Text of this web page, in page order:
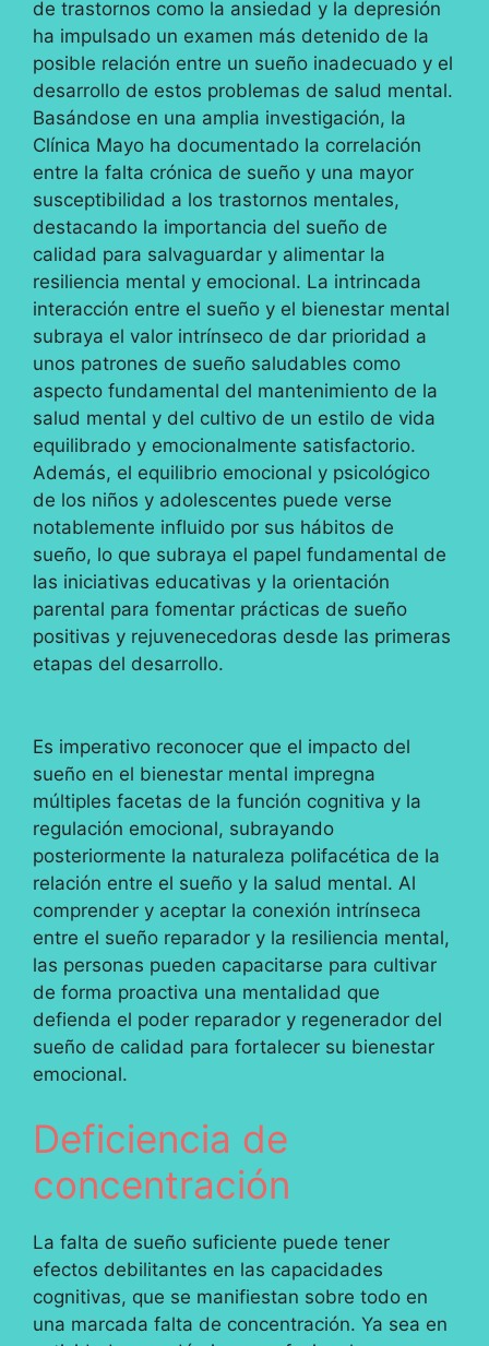
de trastornos como la ansiedad y la depresión
ha impulsado un examen más detenido de la
posible relación entre un sueño inadecuado y el
desarrollo de estos problemas de salud mental.
Basándose en una amplia investigación, la
Clínica Mayo ha documentado la correlación
entre la falta crónica de sueño y una mayor
susceptibilidad a los trastornos mentales,
destacando la importancia del sueño de
calidad para salvaguardar y alimentar la
resiliencia mental y emocional. La intrincada
interacción entre el sueño y el bienestar mental
subraya el valor intrínseco de dar prioridad a
unos patrones de sueño saludables como
aspecto fundamental del mantenimiento de la
salud mental y del cultivo de un estilo de vida
equilibrado y emocionalmente satisfactorio.
Además, el equilibrio emocional y psicológico
de los niños y adolescentes puede verse
notablemente influido por sus hábitos de
sueño, lo que subraya el papel fundamental de
las iniciativas educativas y la orientación
parental para fomentar prácticas de sueño
positivas y rejuvenecedoras desde las primeras
etapas del desarrollo.
Es imperativo reconocer que el impacto del
sueño en el bienestar mental impregna
múltiples facetas de la función cognitiva y la
regulación emocional, subrayando
posteriormente la naturaleza polifacética de la
relación entre el sueño y la salud mental. Al
comprender y aceptar la conexión intrínseca
entre el sueño reparador y la resiliencia mental,
las personas pueden capacitarse para cultivar
de forma proactiva una mentalidad que
defienda el poder reparador y regenerador del
sueño de calidad para fortalecer su bienestar
emocional.
Deficiencia de
concentración
La falta de sueño suficiente puede tener
efectos debilitantes en las capacidades
cognitivas, que se manifiestan sobre todo en
una marcada falta de concentración. Ya sea en